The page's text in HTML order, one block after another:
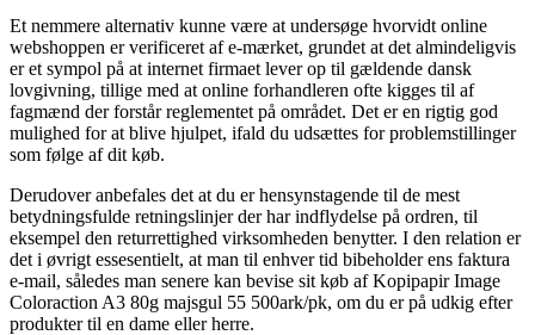
Et nemmere alternativ kunne være at undersøge hvorvidt online
webshoppen er verificeret af e-mærket, grundet at det almindeligvis
er et sympol på at internet firmaet lever op til gældende dansk
lovgivning, tillige med at online forhandleren ofte kigges til af
fagmænd der forstår reglementet på området. Det er en rigtig god
mulighed for at blive hjulpet, ifald du udsættes for problemstillinger
som følge af dit køb.
Derudover anbefales det at du er hensynstagende til de mest
betydningsfulde retningslinjer der har indflydelse på ordren, til
eksempel den returrettighed virksomheden benytter. I den relation er
det i øvrigt essesentielt, at man til enhver tid bibeholder ens faktura
e-mail, således man senere kan bevise sit køb af Kopipapir Image
Coloraction A3 80g majsgul 55 500ark/pk, om du er på udkig efter
produkter til en dame eller herre.